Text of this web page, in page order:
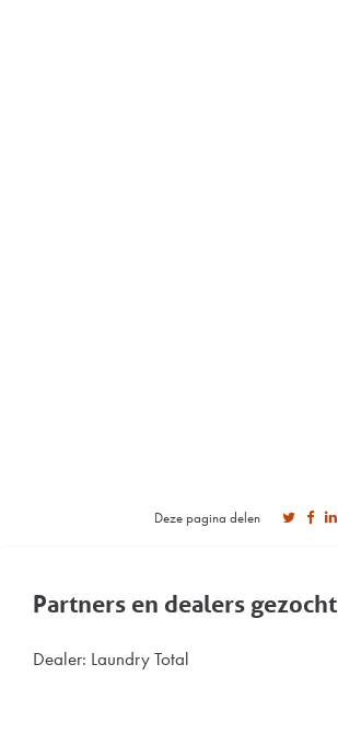
Deze pagina delen
Partners en dealers gezocht
Dealer: Laundry Total